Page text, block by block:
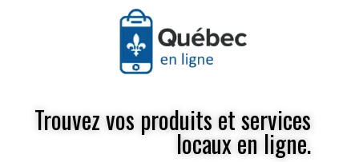
Trouvez vos produits et services
locaux en ligne.